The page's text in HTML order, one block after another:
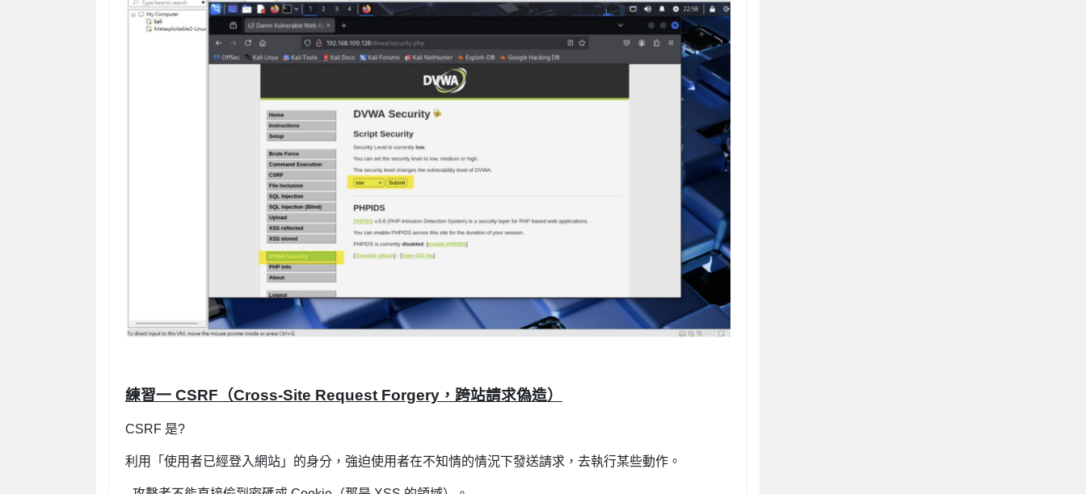
練習一 CSRF（Cross-Site Request Forgery，跨站請求偽造）
CSRF 是?
利用「使用者已經登入網站」的身分，強迫使用者在不知情的情況下發送請求，去執行某些動作。